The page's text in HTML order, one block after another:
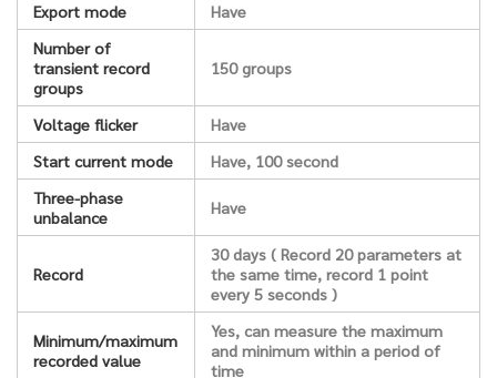
Export mode
Have
Number of
transient record
groups
150 groups
Voltage flicker
Have
Start current mode
Have, 100 second
Three-phase
unbalance
Have
Record
30 days ( Record 20 parameters at
the same time, record 1 point
every 5 seconds )
Minimum/maximum
recorded value
Yes, can measure the maximum
and minimum within a period of
time